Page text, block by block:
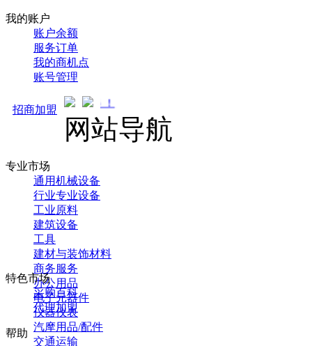
我的账户
账户余额
服务订单
我的商机点
账号管理
招商加盟
网站导航
专业市场
通用机械设备
行业专业设备
工业原料
建筑设备
工具
建材与装饰材料
商务服务
办公用品
电子元器件
仪器仪表
汽摩用品/配件
交通运输
特色市场
采购百科
代理加盟
帮助